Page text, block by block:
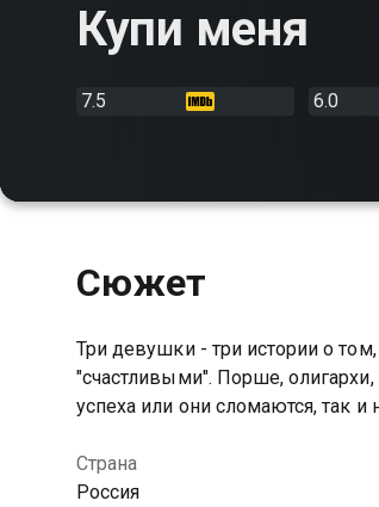
Купи меня
7.5 6.0
Сюжет
Три девушки - три истории о
"счастливыми". Порше,
успеха или они сломаются, так и
Страна
Россия